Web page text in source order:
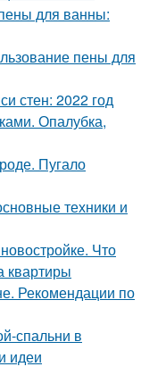
для ванны:
пены для
стен: 2022 год
Опалубка,
Пугало
техники и
Что
квартиры
Рекомендации по
спальни в
идеи